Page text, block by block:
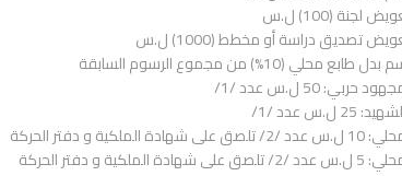
لجنة (100) ل.س
تصديق دراسة أو مخطط (1000) ل.س
محلي (10%) من مجموع الرسوم السابقة
حربي: 50 ل.س عدد /1/
ل.س عدد /1/
الملكية و دفتر الحركة
الملكية و دفتر الحركة